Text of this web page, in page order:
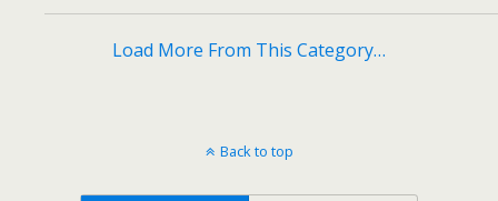
Load More From This Category…
Back to top